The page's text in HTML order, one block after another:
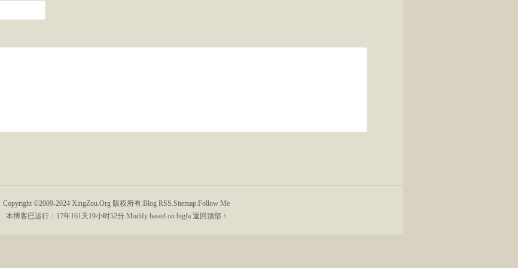
Copyright ©2009-2024 XingZou.Org版权所有.Blog RSS.Sitemap.Follow Me
本博客已运行： 17年161天19小时52分.Modify based on bigfa 返回顶部 ↑